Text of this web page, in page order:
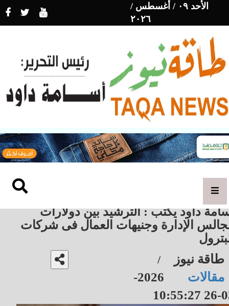
الأحد ٠٩ / أغسطس /
٢٠٢٦
داود يكتب : الترشيد بين دولارات
الإدارة وجنيهات العمال فى شركات
طاقة نيوز /
مقالات
2026-
03-26